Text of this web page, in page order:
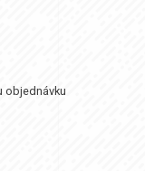
objednávku